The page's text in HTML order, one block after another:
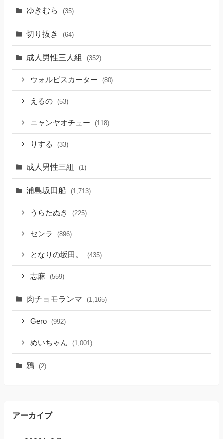
ゆきむら (35)
切り抜き (64)
成人男性三人組 (352)
ウォルピスカーター (80)
えるの (53)
ニャンヤオチュー (118)
りする (33)
成人男性三組 (1)
浦島坂田船 (1,713)
うらたぬき (225)
センラ (896)
となりの坂田。 (435)
志麻 (559)
肉チョモランマ (1,165)
Gero (992)
めいちゃん (1,001)
鴉 (2)
アーカイブ